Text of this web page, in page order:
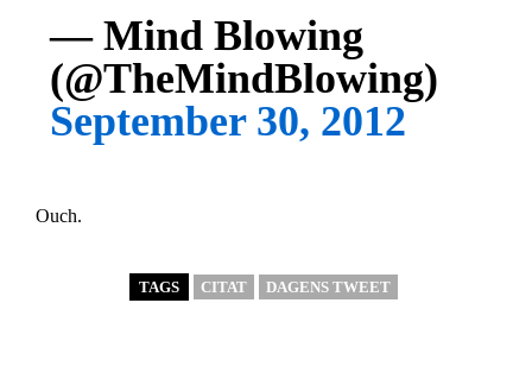
— Mind Blowing
(@TheMindBlowing)
September 30, 2012
Ouch.
TAGS CITAT DAGENS TWEET